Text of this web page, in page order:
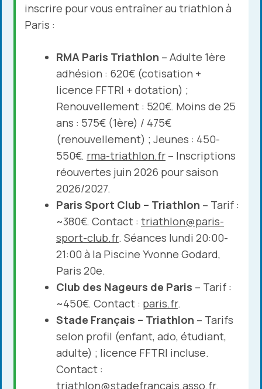
inscrire pour vous entraîner au triathlon à
Paris :
RMA Paris Triathlon – Adulte 1ère
adhésion : 620€ (cotisation +
licence FFTRI + dotation) ;
Renouvellement : 520€. Moins de 25
ans : 575€ (1ère) / 475€
(renouvellement) ; Jeunes : 450-
550€. rma-triathlon.fr – Inscriptions
réouvertes juin 2026 pour saison
2026/2027.
Paris Sport Club – Triathlon – Tarif :
~380€. Contact : triathlon@paris-
sport-club.fr. Séances lundi 20:00-
21:00 à la Piscine Yvonne Godard,
Paris 20e.
Club des Nageurs de Paris – Tarif :
~450€. Contact : paris.fr.
Stade Français – Triathlon – Tarifs
selon profil (enfant, ado, étudiant,
adulte) ; licence FFTRI incluse.
Contact :
triathlon@stadefrancais.asso.fr.